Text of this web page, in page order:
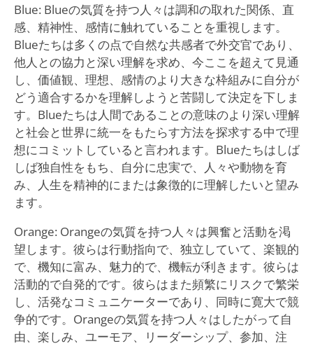
Blue: Blueの気質を持つ人々は調和の取れた関係、直
感、精神性、感情に触れていることを重視します。
Blueたちは多くの点で自然な共感者で外交官であり、
他人との協力と深い理解を求め、今ここを超えて見通
し、価値観、理想、感情のより大きな枠組みに自分が
どう適合するかを理解しようと苦闘して決定を下しま
す。Blueたちは人間であることの意味のより深い理解
と社会と世界に統一をもたらす方法を探求する中で理
想にコミットしていると言われます。Blueたちはしば
しば独自性をもち、自分に忠実で、人々や動物を育
み、人生を精神的にまたは象徴的に理解したいと望み
ます。
Orange: Orangeの気質を持つ人々は興奮と活動を渇
望します。彼らは行動指向で、独立していて、楽観的
で、機知に富み、魅力的で、機転が利きます。彼らは
活動的で自発的です。彼らはまた頻繁にリスクで繁栄
し、活発なコミュニケーターであり、同時に寛大で競
争的です。Orangeの気質を持つ人々はしたがって自
由、楽しみ、ユーモア、リーダーシップ、参加、注